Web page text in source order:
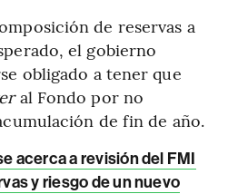
de reservas a
el gobierno
obligado a tener que
al Fondo por no
de fin de año.
acerca a revisión del FMI
y riesgo de un nuevo